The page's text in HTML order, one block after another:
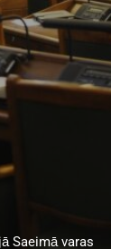
Saeimā varas